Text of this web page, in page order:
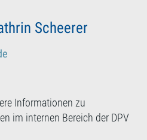
Scheerer
Informationen zu
im internen Bereich der DPV